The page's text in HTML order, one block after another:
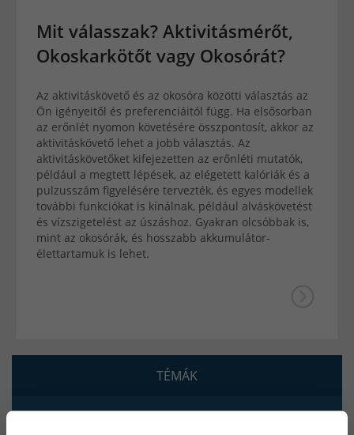
Mit válasszak? Aktivitásmérőt,
Okoskarkötőt vagy Okosórát?
Az aktivitáskövető és az okosóra közötti választás az
Ön igényeitől és preferenciáitól függ. Ha elsősorban
az erőnlét nyomon követésére összpontosít, akkor az
aktivitáskövető lehet a jobb választás. Az
aktivitáskövetőket kifejezetten az erőnléti mutatók,
például a megtett lépések, az elégetett kalóriák és a
pulzusszám figyelésére tervezték, és egyes modellek
további funkciókat is kínálnak, például alváskövetést
és vízszigetelést az úszáshoz. Gyakran olcsóbbak is,
mint az okosórák, és hosszabb akkumulátor-
élettartamuk is lehet.
TÉMÁK